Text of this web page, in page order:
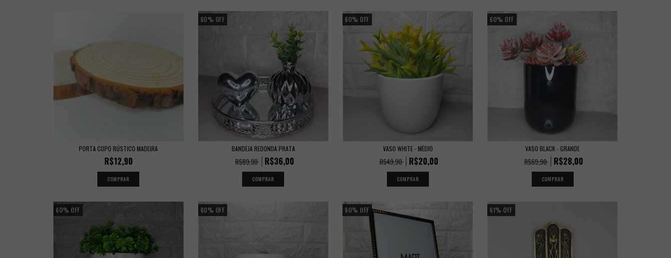
PORTA COPO RÚSTICO MADEIRA
R$12,90
60% OFF
BANDEJA REDONDA PRATA
R$89,90 R$36,00
60% OFF
VASO WHITE - MÉDIO
R$49,90 R$20,00
60% OFF
VASO BLACK - GRANDE
R$69,90 R$28,00
60% OFF 60% OFF 60% OFF 61% OFF